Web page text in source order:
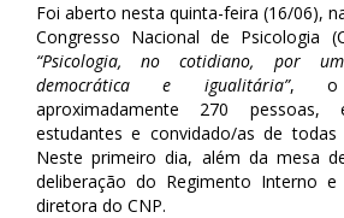
Foi aberto nesta quinta-feira (16/06),
Congresso Nacional de Psicologia
“Psicologia, no cotidiano, por
democrática e igualitária”, o
aproximadamente 270 pessoas,
estudantes e convidado/as de
Neste primeiro dia, além da mesa
deliberação do Regimento Interno
diretora do CNP.